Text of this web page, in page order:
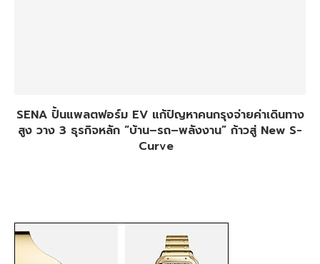
SENA ปั้นแพลตฟอร์ม EV แก้ปัญหาคนกรุงจ่ายค่าเดินทาง
สูง วาง 3 ธุรกิจหลัก “บ้าน–รถ–พลังงาน” ก้าวสู่ New S-
Curve